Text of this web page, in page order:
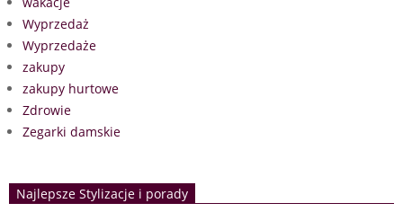
Wyprzedaż
Wyprzedaże
zakupy
zakupy hurtowe
Zdrowie
Zegarki damskie
Najlepsze Stylizacje i porady